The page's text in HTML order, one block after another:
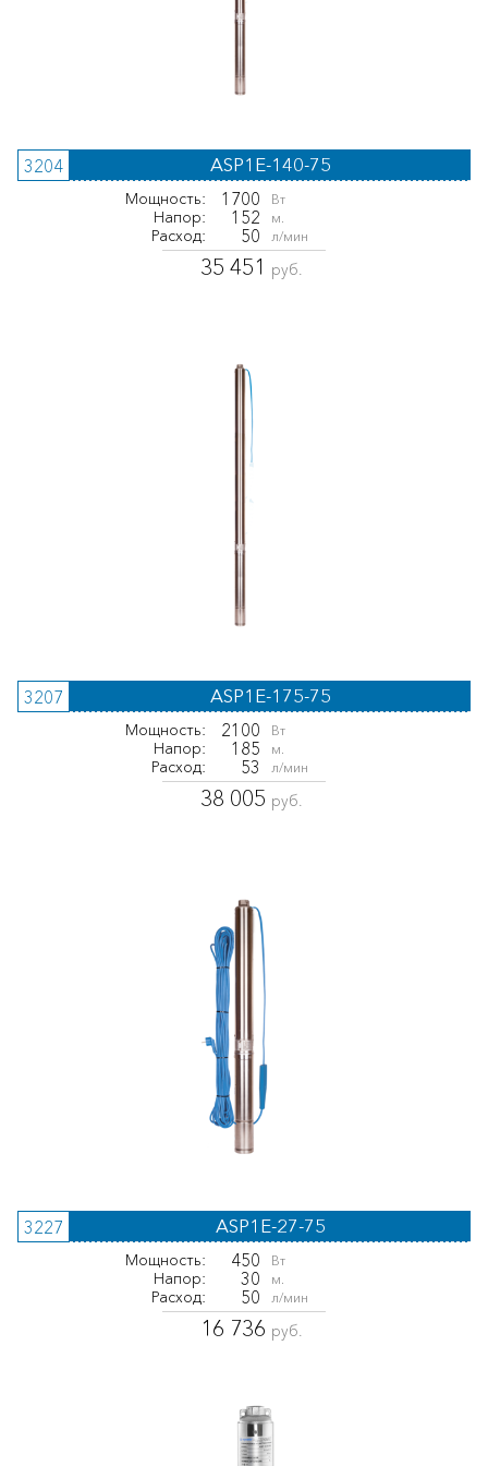
3204 ASP1E-140-75
Мощность: 1700 Вт
Напор: 152 м.
Расход: 50 л/мин
35 451 руб.
3207 ASP1E-175-75
Мощность: 2100 Вт
Напор: 185 м.
Расход: 53 л/мин
38 005 руб.
3227 ASP1E-27-75
Мощность: 450 Вт
Напор: 30 м.
Расход: 50 л/мин
16 736 руб.